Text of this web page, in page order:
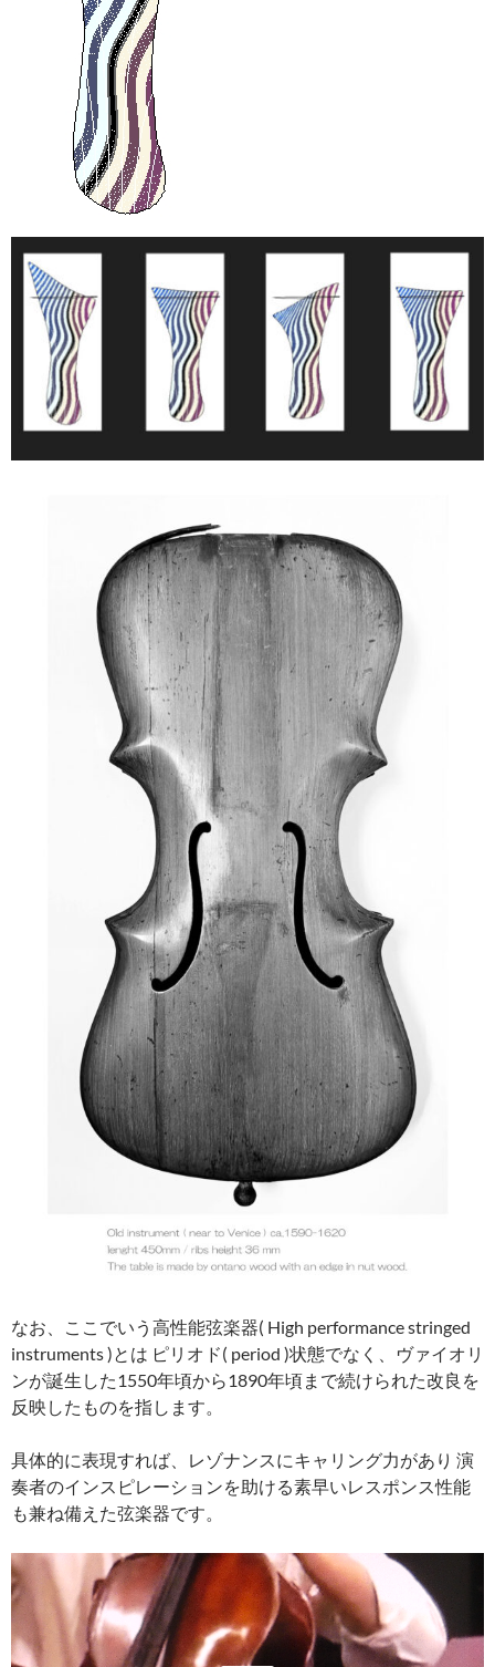
なお、ここでいう高性能弦楽器( High performance stringed
instruments )とは ピリオド( period )状態でなく、ヴァイオリ
ンが誕生した1550年頃から1890年頃まで続けられた改良を
反映したものを指します。
具体的に表現すれば、レゾナンスにキャリング力があり 演
奏者のインスピレーションを助ける素早いレスポンス性能
も兼ね備えた弦楽器です。
動
画
プ
レ